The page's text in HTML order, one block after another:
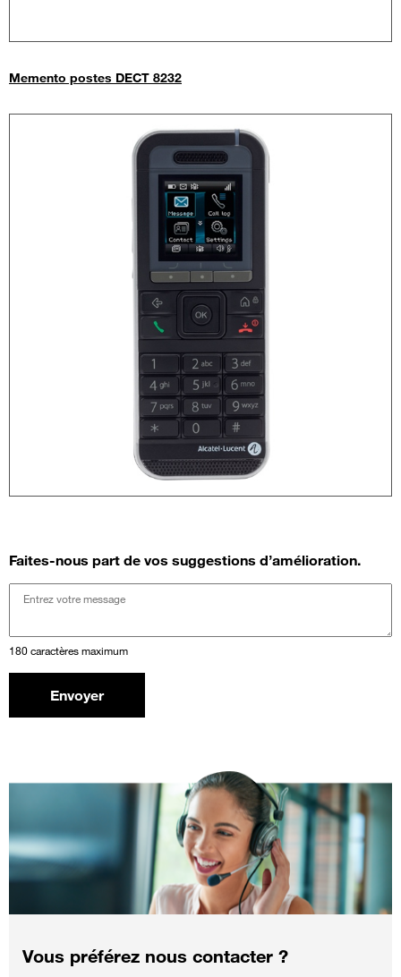
Memento postes DECT 8232
Faites-nous part de vos suggestions d’amélioration.
180 caractères maximum
Envoyer
Vous préférez nous contacter ?